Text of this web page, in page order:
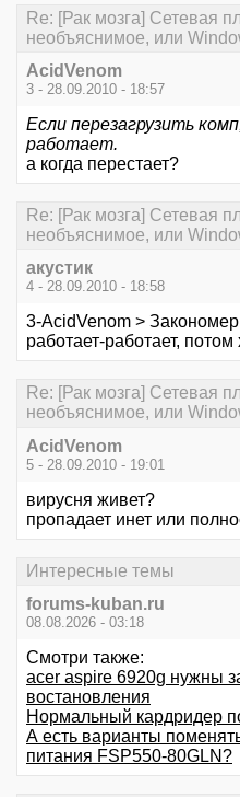
Re: [Рак мозга] Сетевая
необъяснимое, или
AcidVenom
3 - 28.09.2010 - 18:57
Если перезагрузить
работает.
а когда перестает?
Re: [Рак мозга] Сетевая
необъяснимое, или
акустик
4 - 28.09.2010 - 18:58
3-AcidVenom >
работает-работает,
Re: [Рак мозга] Сетевая
необъяснимое, или
AcidVenom
5 - 28.09.2010 - 19:01
вирусня живет?
пропадает инет или
Интересные темы
forums-kuban.ru
08.08.2026 - 03:18
Смотри также:
acer aspire 6920g нужны
востановления
Нормальный кардридер
А есть варианты
питания FSP550-80GLN?